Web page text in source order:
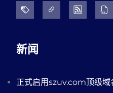
新闻
正式启用szuv.com顶级域